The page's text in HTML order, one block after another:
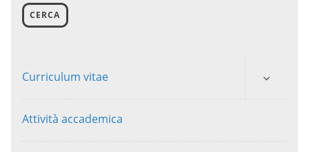
CERCA
Curriculum vitae
Attività accademica